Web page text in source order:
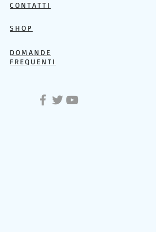
CONTATTI
SHOP
DOMANDE
FREQUENTI